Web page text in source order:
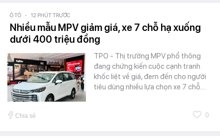
Ô TÔ - 12 PHÚT TRƯỚC
Nhiều mẫu MPV giảm giá, xe 7 chỗ hạ xuống
dưới 400 triệu đồng
TPO - Thị trường MPV phổ thông
đang chứng kiến cuộc cạnh tranh
khốc liệt về giá, đem đến cho người
tiêu dùng nhiều lựa chọn xe 7 chỗ…
Chia sẻ 0